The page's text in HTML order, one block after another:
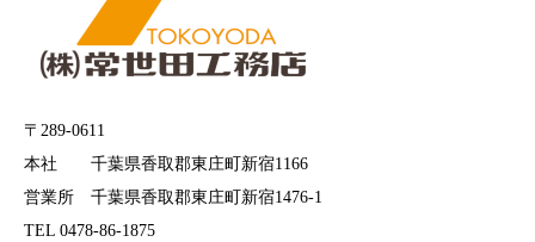
〒289-0611
本社 千葉県香取郡東庄町新宿1166
営業所 千葉県香取郡東庄町新宿1476-1
TEL 0478-86-1875